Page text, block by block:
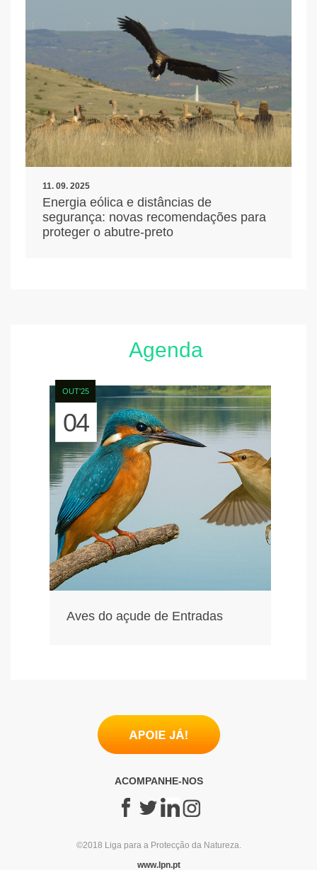
11. 09. 2025
Energia eólica e distâncias de
segurança: novas recomendações para
proteger o abutre-preto
Agenda
OUT'25
04
Aves do açude de Entradas
ACOMPANHE-NOS
©2018 Liga para a Protecção da Natureza.
www.lpn.pt